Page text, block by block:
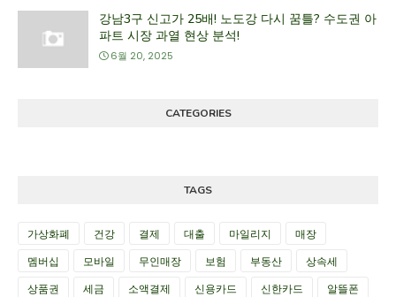
강남3구 신고가 25배! 노도강 다시 꿈틀? 수도권 아
파트 시장 과열 현상 분석!
6월 20, 2025
CATEGORIES
TAGS
가상화폐 건강 결제 대출 마일리지
매장
멤버십
모바일 무인매장 보험 부동산
상속세
상품권
세금 소액결제 신용카드 신한카드
알뜰폰